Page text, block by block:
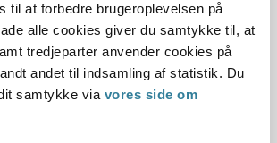
til at forbedre brugeroplevelsen på
alle cookies giver du samtykke til, at
tredjeparter anvender cookies på
andet til indsamling af statistik. Du
samtykke via vores side om
nyhedsbrev